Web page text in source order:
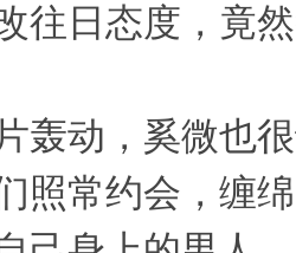
日态度，竟然
动，奚微也很
常约会，缠绵